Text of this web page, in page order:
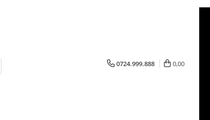
0724.999.888 0,00